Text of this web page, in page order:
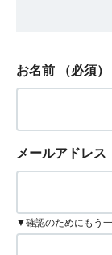
お名前 （必須）
メールアドレス
▼確認のためにもう